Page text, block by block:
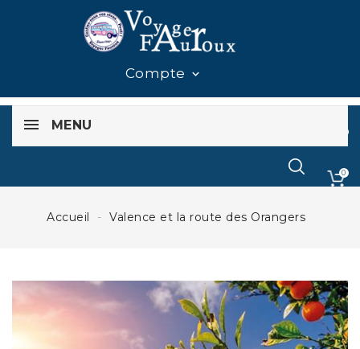
Compte 
MENU
0
Accueil Valence et la route des Orangers